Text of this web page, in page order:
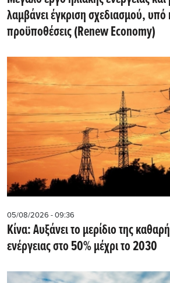
λαμβάνει έγκριση σχεδιασμού, υπό
προϋποθέσεις (Renew Economy)
05/08/2026 - 09:36
Κίνα: Αυξάνει το μερίδιο της
ενέργειας στο 50% μέχρι το 2030